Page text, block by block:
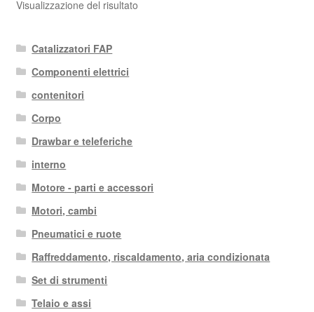
Visualizzazione del risultato
Catalizzatori FAP
Componenti elettrici
contenitori
Corpo
Drawbar e teleferiche
interno
Motore - parti e accessori
Motori, cambi
Pneumatici e ruote
Raffreddamento, riscaldamento, aria condizionata
Set di strumenti
Telaio e assi